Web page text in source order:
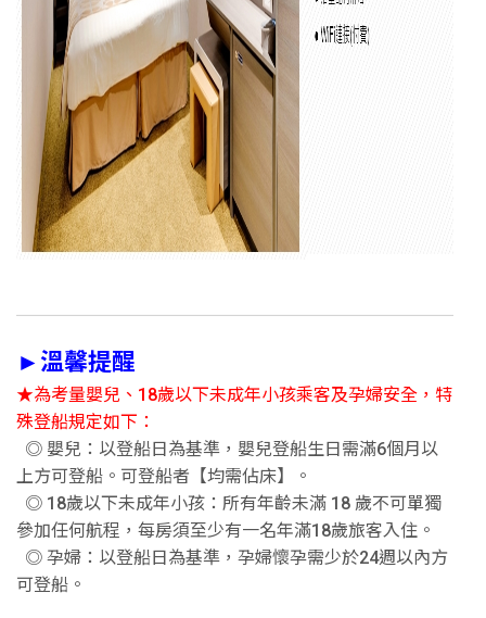
►溫馨提醒
★為考量嬰兒、18歲以下未成年小孩乘客及孕婦安全，特
殊登船規定如下：
◎ 嬰兒：以登船日為基準，嬰兒登船生日需滿6個月以
上方可登船。可登船者【均需佔床】。
◎ 18歲以下未成年小孩：所有年齡未滿 18 歲不可單獨
參加任何航程，每房須至少有一名年滿18歲旅客入住。
◎ 孕婦：以登船日為基準，孕婦懷孕需少於24週以內方
可登船。